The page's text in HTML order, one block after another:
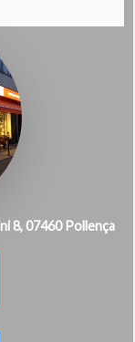
8, 07460 Pollença